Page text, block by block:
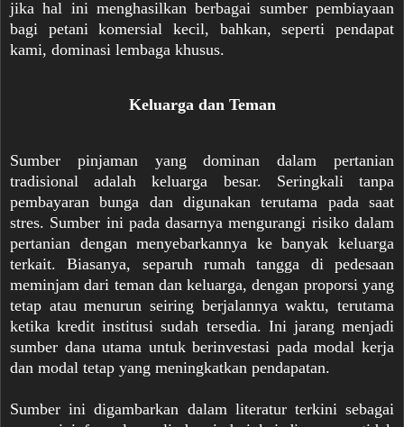
jika hal ini menghasilkan berbagai sumber pembiayaan
bagi petani komersial kecil, bahkan, seperti pendapat
kami, dominasi lembaga khusus.
Keluarga dan Teman
Sumber pinjaman yang dominan dalam pertanian
tradisional adalah keluarga besar. Seringkali tanpa
pembayaran bunga dan digunakan terutama pada saat
stres. Sumber ini pada dasarnya mengurangi risiko dalam
pertanian dengan menyebarkannya ke banyak keluarga
terkait. Biasanya, separuh rumah tangga di pedesaan
meminjam dari teman dan keluarga, dengan proporsi yang
tetap atau menurun seiring berjalannya waktu, terutama
ketika kredit institusi sudah tersedia. Ini jarang menjadi
sumber dana utama untuk berinvestasi pada modal kerja
dan modal tetap yang meningkatkan pendapatan.
Sumber ini digambarkan dalam literatur terkini sebagai